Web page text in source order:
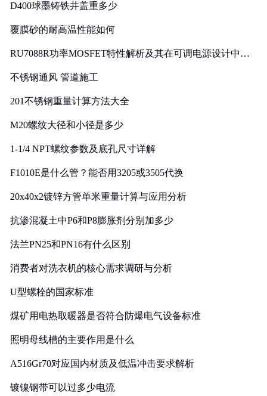
D400球墨铸铁井盖重多少
覆膜砂的耐高温性能如何
RU7088R功率MOSFET特性解析及其在可调电源设计中的
不锈钢通风 管道施工
201不锈钢重量计算方法大全
M20螺纹大径和小径是多少
1-1/4 NPT螺纹参数及底孔尺寸详解
F1010E是什么管？能否用3205或3505代换
20x40x2镀锌方管单米重量计算与应用分析
抗渗混凝土中P6和P8膨胀剂分别加多少
法兰PN25和PN16有什么区别
消费者对洗衣机的核心需求调研与分析
U型螺栓的国家标准
煤矿用电热取暖器是否符合防爆电气设备标准
照明母线槽的主要作用是什么
A516Gr70对应国内材质及低温冲击要求解析
镀镍钢带可以过多少电流